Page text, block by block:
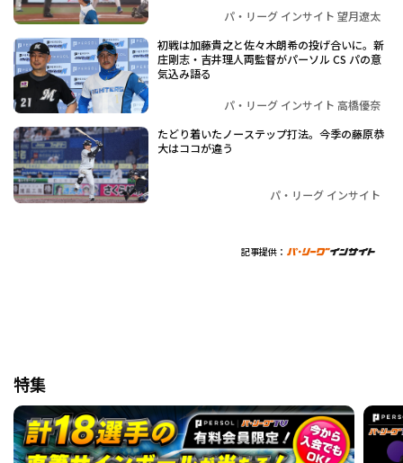
パ・リーグ インサイト 望月遼太
初戦は加藤貴之と佐々木朗希の投げ合いに。新
庄剛志・吉井理人両監督がパーソル CS パの意
気込み語る
パ・リーグ インサイト 高橋優奈
たどり着いたノーステップ打法。今季の藤原恭
大はココが違う
パ・リーグ インサイト
記事提供：
特集